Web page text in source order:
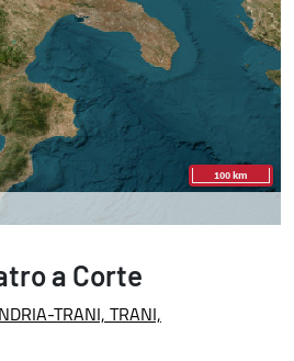
a Corte
TRANI, TRANI,